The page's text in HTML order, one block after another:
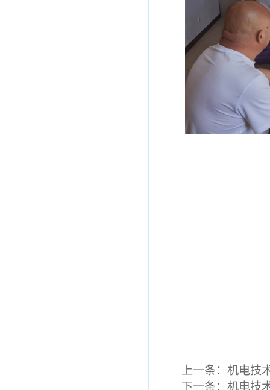
上一条： 机电技
下一条： 机电技